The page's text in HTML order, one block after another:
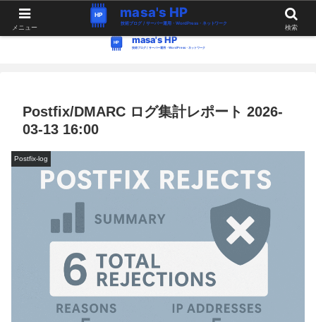
WordPress・Linux関連の情報。つぶやき。
Postfix/DMARC ログ集計レポート 2026-
03-13 16:00
Postfix-log
メニュー 検索